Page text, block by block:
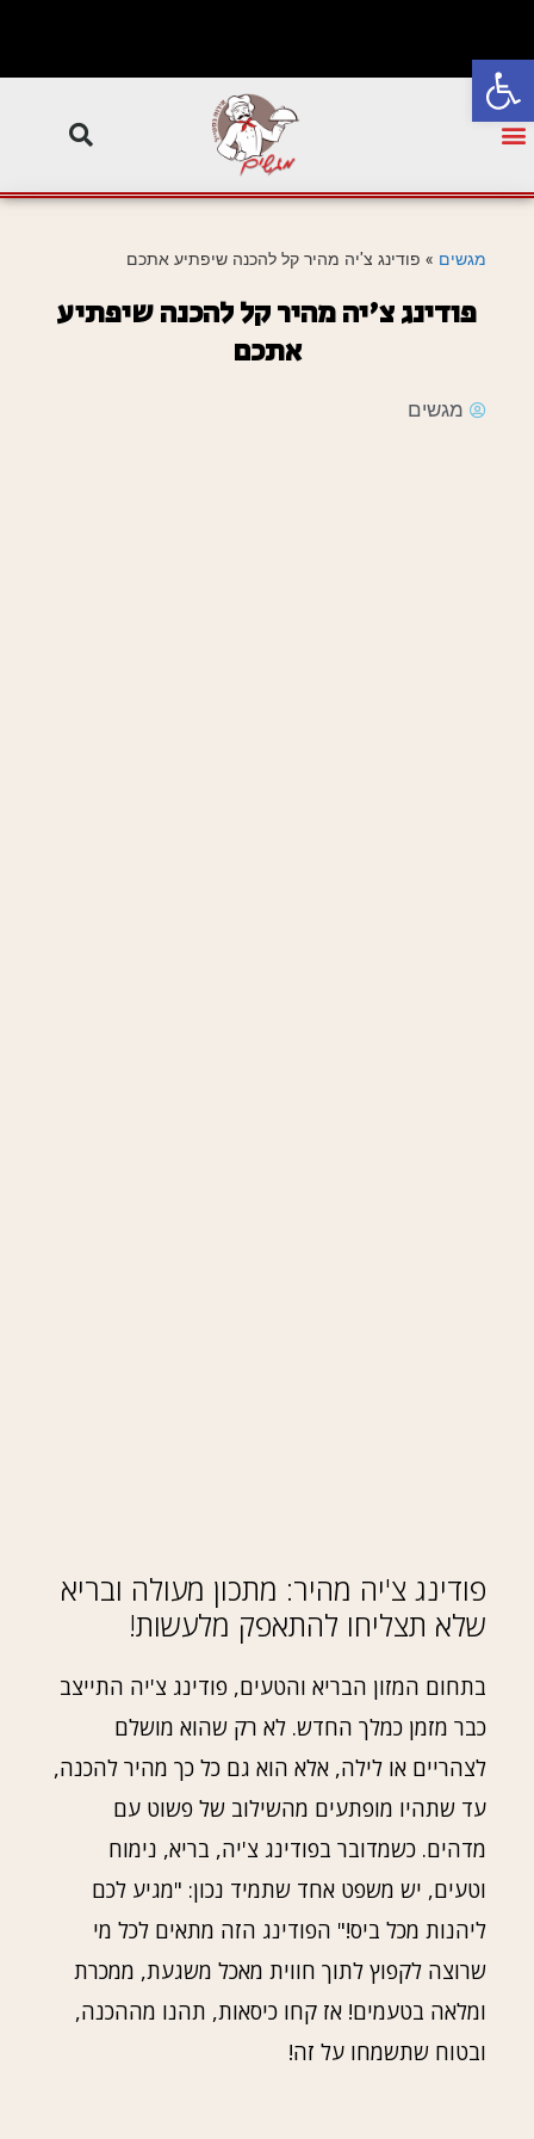
פתח סרגל נגישות
מגשים » פודינג צ'יה מהיר קל להכנה שיפתיע אתכם
פודינג צ'יה מהיר קל להכנה שיפתיע
אתכם
מגשים
פודינג צ'יה מהיר: מתכון מעולה ובריא
שלא תצליחו להתאפק מלעשות!
בתחום המזון הבריא והטעים, פודינג צ'יה התייצב
כבר מזמן כמלך החדש. לא רק שהוא מושלם
לצהריים או לילה, אלא הוא גם כל כך מהיר להכנה,
עד שתהיו מופתעים מהשילוב של פשוט עם
מדהים. כשמדובר בפודינג צ'יה, בריא, נימוח
וטעים, יש משפט אחד שתמיד נכון: "מגיע לכם
ליהנות מכל ביס!" הפודינג הזה מתאים לכל מי
שרוצה לקפוץ לתוך חווית מאכל משגעת, ממכרת
ומלאה בטעמים! אז קחו כיסאות, תהנו מההכנה,
ובטוח שתשמחו על זה!